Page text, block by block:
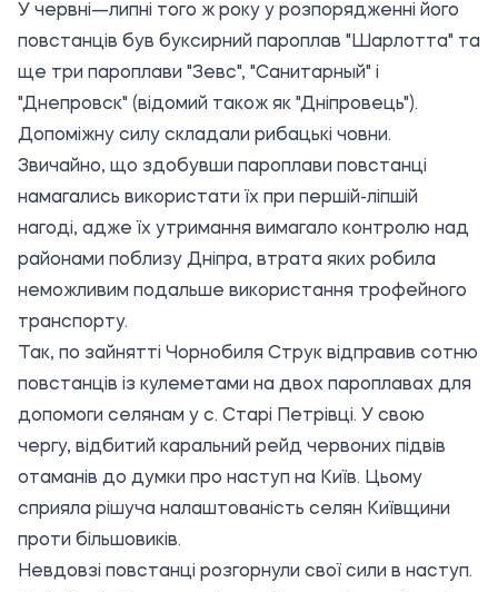
У червні—липні того ж року у розпорядженні його
повстанців був буксирний пароплав "Шарлотта" та
ще три пароплави "Зевс", "Санитарный" і
"Днепровск" (відомий також як "Дніпровець").
Допоміжну силу складали рибацькі човни.
Звичайно, що здобувши пароплави повстанці
намагались використати їх при першій-ліпшій
нагоді, адже їх утримання вимагало контролю над
районами поблизу Дніпра, втрата яких робила
неможливим подальше використання трофейного
транспорту.
Так, по зайнятті Чорнобиля Струк відправив сотню
повстанців із кулеметами на двох пароплавах для
допомоги селянам у с. Старі Петрівці. У свою
чергу, відбитий каральний рейд червоних підвів
отаманів до думки про наступ на Київ. Цьому
сприяла рішуча налаштованість селян Київщини
проти більшовиків.
Невдовзі повстанці розгорнули свої сили в наступ.